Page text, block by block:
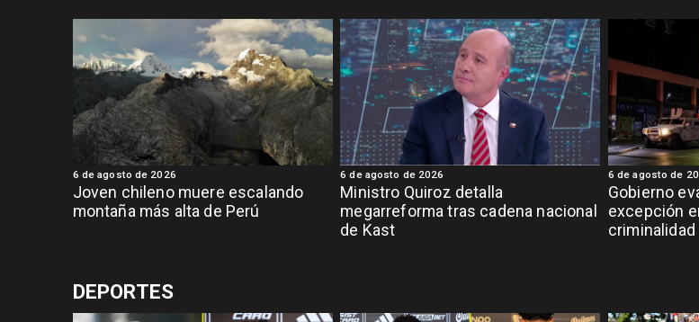
Joven chileno muere escalando
montaña más alta de Perú
6 de agosto de 2026
Ministro Quiroz detalla
megarreforma tras cadena nacional
de Kast
6 de agosto de 2026
Gobierno
excepción
criminalidad
6 de agosto de
DEPORTES